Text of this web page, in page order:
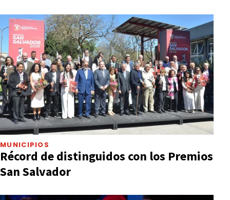
MUNICIPIOS
Récord de distinguidos con los Premios
San Salvador